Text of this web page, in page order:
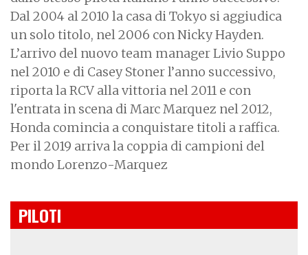
Dal 2004 al 2010 la casa di Tokyo si aggiudica
un solo titolo, nel 2006 con Nicky Hayden.
L’arrivo del nuovo team manager Livio Suppo
nel 2010 e di Casey Stoner l’anno successivo,
riporta la RCV alla vittoria nel 2011 e con
l'entrata in scena di Marc Marquez nel 2012,
Honda comincia a conquistare titoli a raffica.
Per il 2019 arriva la coppia di campioni del
mondo Lorenzo-Marquez
PILOTI